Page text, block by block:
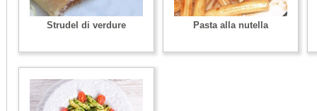
Strudel di verdure Pasta alla nutella